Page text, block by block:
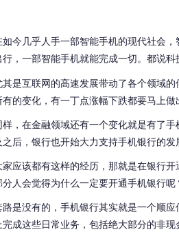
如今几乎人手一部智能手机的现代社会
行，一部智能手机就能完成一切。都说
其是互联网的高速发展带动了各个领域
有的变化，有一丁点涨幅下跌都要马上
样，在金融领域还有一个变化就是有了
之后，银行也开始大力支持手机银行的
家应该都有这样的经历，那就是在银行
分人会觉得为什么一定要开通手机银行呢
路是没有的，手机银行其实就是一个顺
完成这些日常业务，包括绝大部分的非现